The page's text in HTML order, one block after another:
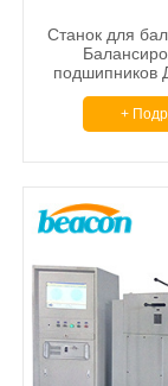
Станок для
подшипников
+